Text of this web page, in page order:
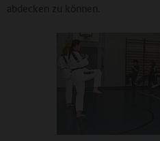
abdecken zu können.